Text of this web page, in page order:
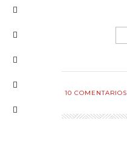
10 COMENTARIOS